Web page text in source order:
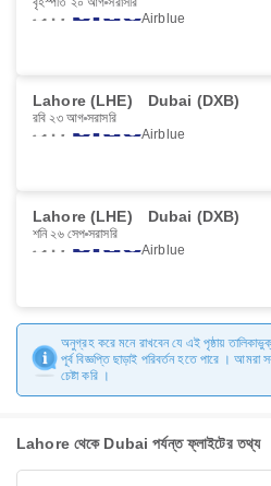
Airblue
Lahore (LHE) Dubai (DXB)
রবি ২৩ আগ সরাসরি
Airblue
Lahore (LHE) Dubai (DXB)
শনি ২৬ সেপ সরাসরি
Airblue
অনুগ্রহ করে মনে রাখবেন যে এই পৃষ্ঠায়
পূর্ব বিজ্ঞপ্তি ছাড়াই পরিবর্তন হতে পারে ।
চেষ্টা করি ।
Lahore থেকে Dubai পর্যন্ত ফ্লাইটের তথ্য